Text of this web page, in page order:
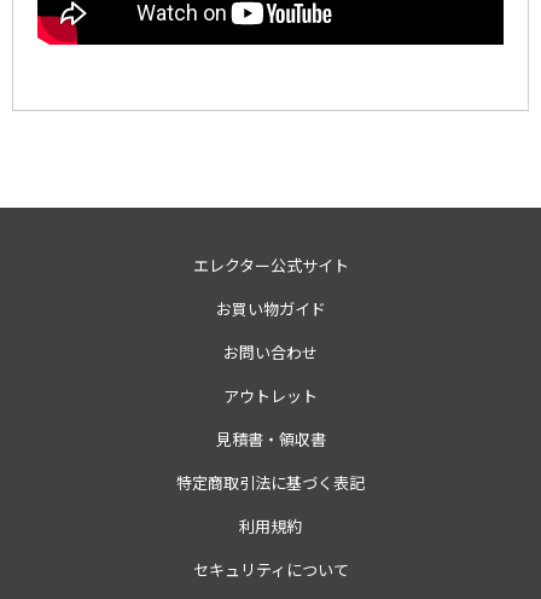
エレクター公式サイト
お買い物ガイド
お問い合わせ
アウトレット
見積書・領収書
特定商取引法に基づく表記
利用規約
セキュリティについて